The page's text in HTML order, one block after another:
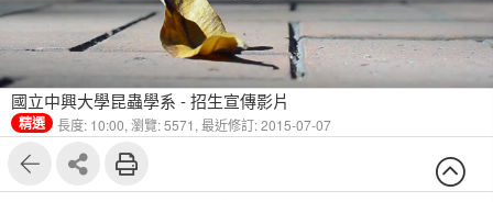
國立中興大學昆蟲學系 - 招生宣傳影片
精選 長度: 10:00, 瀏覽: 5571, 最近修訂: 2015-07-07